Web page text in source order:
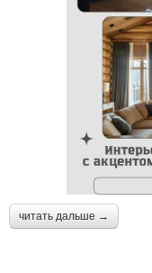
читать дальше →